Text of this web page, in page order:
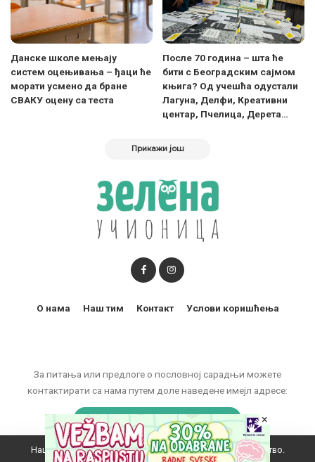
Данске школе мењају
систем оцењивања – ђаци ће
морати усмено да бране
СВАКУ оцену са теста
После 70 година – шта ће
бити с Београдским сајмом
књига? Од учешћа одустали
Лагуна, Делфи, Креативни
центар, Пчелица, Дерета…
Прикажи још
За питања или предлоге о пословној сарадњи можете
контактирати са нама путем доле наведене имејл адресе:
marketing@zelenaucionica.com
О нама Наш тим Контакт Услови коришћења
Наш вебсајт користи колачиће да побољша ваше искуство.
×